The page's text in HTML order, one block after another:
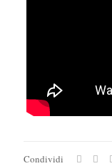
Condividi